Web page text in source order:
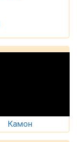
Камон